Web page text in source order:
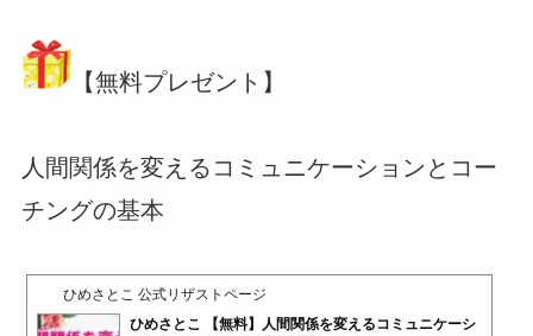
【無料プレゼント】
人間関係を変えるコミュニケーションとコー
チングの基本
ひめさとこ 公式リザストページ
ひめさとこ 【無料】人間関係を変えるコミュニケーシ